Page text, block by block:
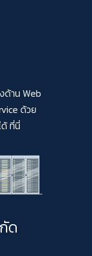
ด้าน Web
ด้วย
ด้ ที่นี่
ด